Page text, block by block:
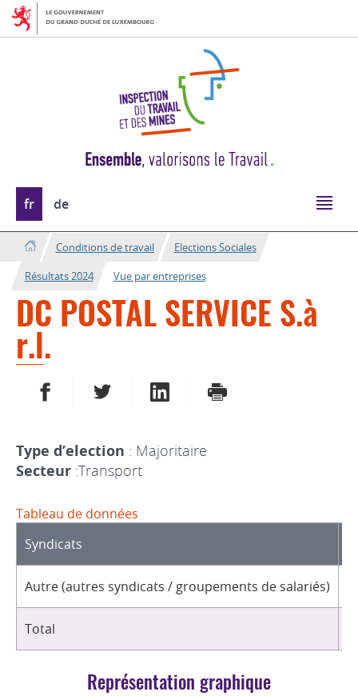
Aller
Aller
au
Changer
de
langue
fr de
Conditions de travail
Elections Sociales
Résultats 2024
Vue par entreprises
DC POSTAL SERVICE S.à
r.l.
PARTAGER SUR FACEBOOK
PARTAGER SUR TWITTER
PARTAGER SUR LINKEDIN
IMPRIMER
Type d’election : Majoritaire
Secteur :Transport
Tableau de données
Syndicats
Autre (autres syndicats / groupements de salariés)
Total
Représentation graphique